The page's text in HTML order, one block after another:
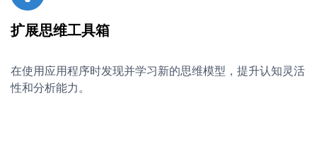
扩展思维工具箱
在使用应用程序时发现并学习新的思维模型，提升认知灵活
性和分析能力。